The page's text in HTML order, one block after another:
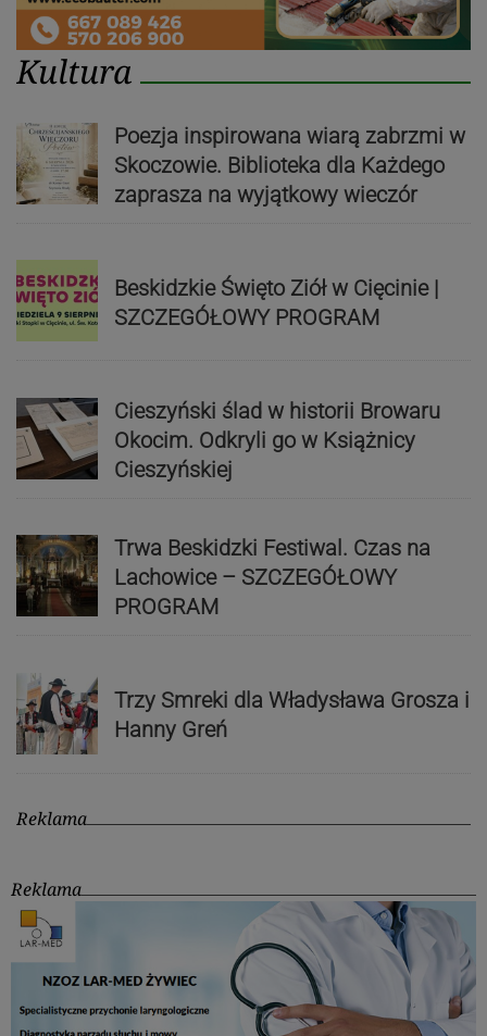
Kultura
Poezja inspirowana wiarą zabrzmi w
Skoczowie. Biblioteka dla Każdego
zaprasza na wyjątkowy wieczór
Beskidzkie Święto Ziół w Cięcinie |
SZCZEGÓŁOWY PROGRAM
Cieszyński ślad w historii Browaru
Okocim. Odkryli go w Książnicy
Cieszyńskiej
Trwa Beskidzki Festiwal. Czas na
Lachowice – SZCZEGÓŁOWY
PROGRAM
Trzy Smreki dla Władysława Grosza i
Hanny Greń
Reklama
Reklama